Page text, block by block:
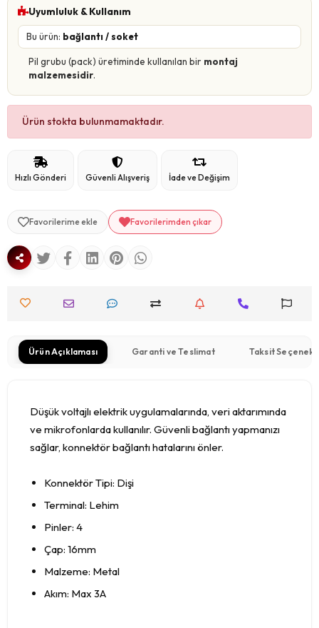
Uyumluluk & Kullanım
Bu ürün: bağlantı / soket
Pil grubu (pack) üretiminde kullanılan bir montaj
malzemesidir.
Ürün stokta bulunmamaktadır.
Hızlı Gönderi Güvenli Alışveriş İade ve Değişim
Favorilerime ekle Favorilerimden çıkar
Ürün Açıklaması Garanti ve Teslimat Taksit
Düşük voltajlı elektrik uygulamalarında, veri aktarımında
ve mikrofonlarda kullanılır. Güvenli bağlantı yapmanızı
sağlar, konnektör bağlantı hatalarını önler.
Konnektör Tipi: Dişi
Terminal: Lehim
Pinler: 4
Çap: 16mm
Malzeme: Metal
Akım: Max 3A